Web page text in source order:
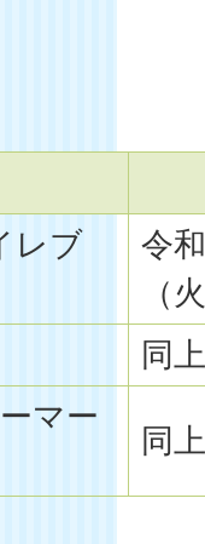
レブ
令
（
同上
マー
同上